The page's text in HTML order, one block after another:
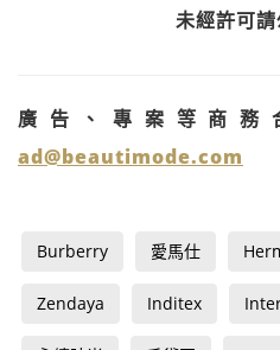
未經許可請
廣告、專案等商務
ad@beautimode.com
Burberry 愛馬仕
Zendaya Inditex